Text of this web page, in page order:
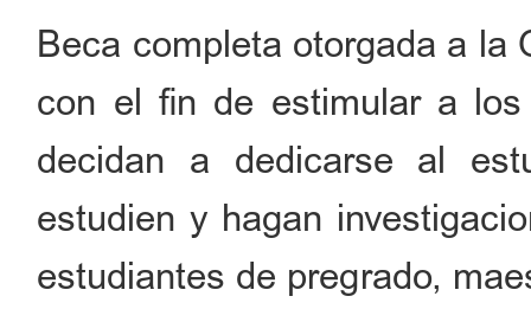
Beca completa otorgada a la
con el fin de estimular a
decidan a dedicarse al
estudien y hagan
estudiantes de pregrado,